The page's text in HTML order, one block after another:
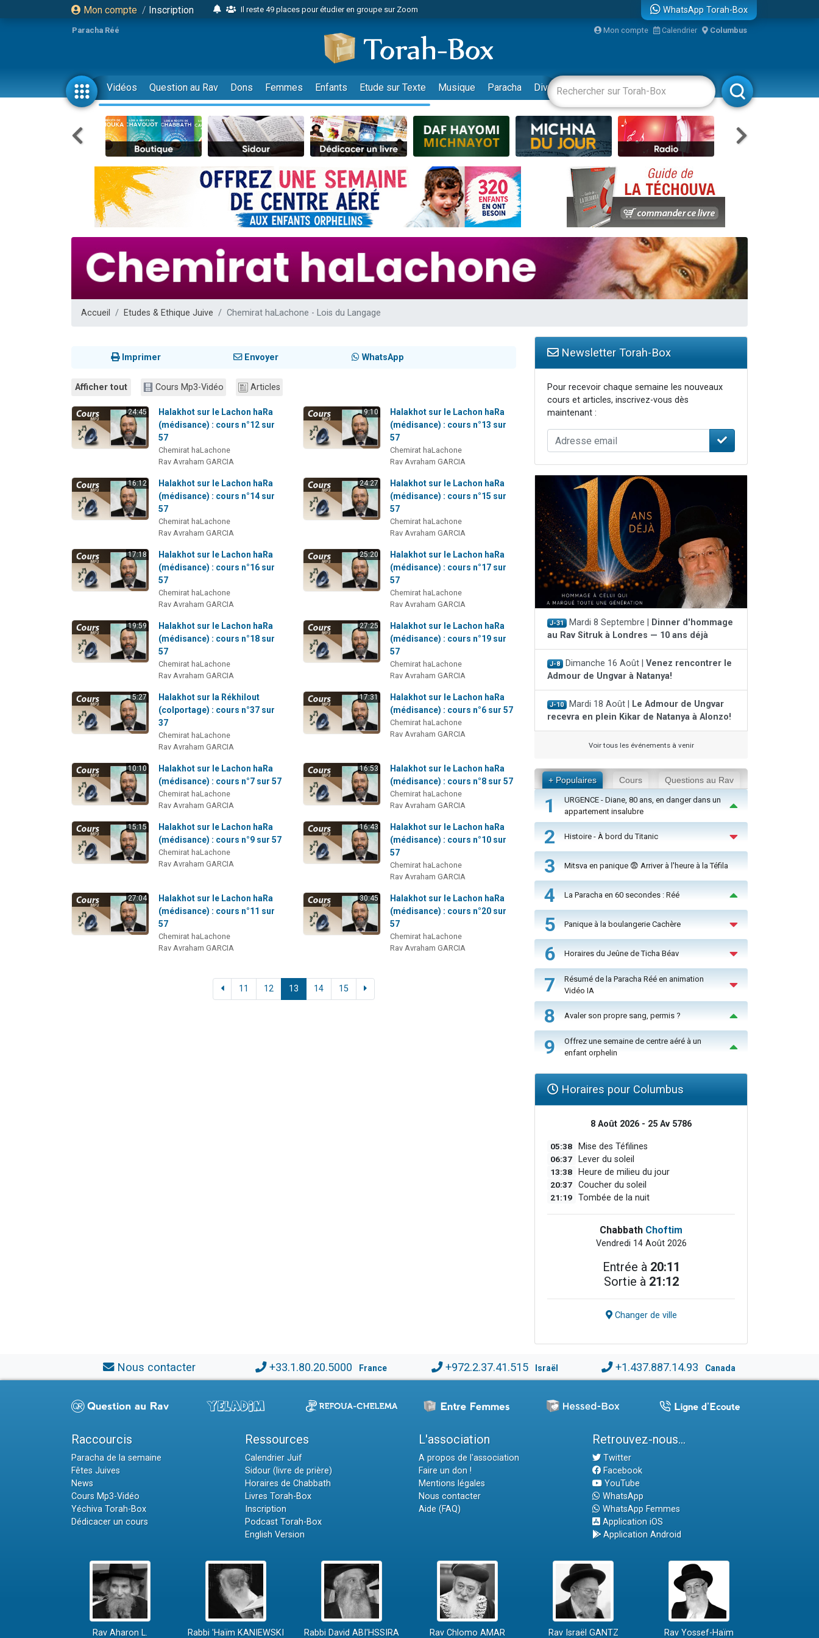
Mon compte / Inscription
Il reste 49 places pour étudier en groupe sur Zoom
2 personnes viennent de nous rejoindre sur WhatsApp
6 personnes viennent de nous rejoindre sur WhatsApp
4 personnes viennent de faire un don pour Reloger Rivka, 6 enfants, victime de violences...
2 personnes viennent de faire un don pour 1 Journée de Vacances Pour les Enfants
17 personnes viennent de demander une bénédiction
4 personnes viennent de nous rejoindre sur WhatsApp
Il reste 49 places pour étudier en groupe sur Zoom
Eva vient de donner son Maasser
4 personnes viennent de nous rejoindre sur WhatsApp
3 personnes viennent de nous rejoindre sur WhatsApp
Odaya vient de donner son Maasser
2 personnes viennent de nous rejoindre sur WhatsApp
13 personnes viennent de demander une bénédiction
30 personnes viennent de faire un don pour Sauvez la jambe de Yohan
Il reste 49 places pour étudier en groupe sur Zoom
29 personnes viennent de demander une bénédiction
WhatsApp Torah-Box
Paracha Réé Mon compte Calendrier Columbus
Vidéos Question au Rav Dons Femmes Enfants Etude sur Texte Musique Paracha Divertissements Livres Rabbanim
Accueil Etudes & Ethique Juive Chemirat haLachone - Lois du Langage
Imprimer Envoyer WhatsApp
Afficher tout Cours Mp3-Vidéo Articles
24:45
Halakhot sur le Lachon haRa
(médisance) : cours n°12 sur
57
Chemirat haLachone
Rav Avraham GARCIA
9:10
Halakhot sur le Lachon haRa
(médisance) : cours n°13 sur
57
Chemirat haLachone
Rav Avraham GARCIA
16:12
Halakhot sur le Lachon haRa
(médisance) : cours n°14 sur
57
Chemirat haLachone
Rav Avraham GARCIA
24:27
Halakhot sur le Lachon haRa
(médisance) : cours n°15 sur
57
Chemirat haLachone
Rav Avraham GARCIA
17:18
Halakhot sur le Lachon haRa
(médisance) : cours n°16 sur
57
Chemirat haLachone
Rav Avraham GARCIA
25:20
Halakhot sur le Lachon haRa
(médisance) : cours n°17 sur
57
Chemirat haLachone
Rav Avraham GARCIA
19:59
Halakhot sur le Lachon haRa
(médisance) : cours n°18 sur
57
Chemirat haLachone
Rav Avraham GARCIA
27:25
Halakhot sur le Lachon haRa
(médisance) : cours n°19 sur
57
Chemirat haLachone
Rav Avraham GARCIA
5:27
Halakhot sur la Rékhilout
(colportage) : cours n°37 sur
37
Chemirat haLachone
Rav Avraham GARCIA
17:31
Halakhot sur le Lachon haRa
(médisance) : cours n°6 sur 57
Chemirat haLachone
Rav Avraham GARCIA
10:10
Halakhot sur le Lachon haRa
(médisance) : cours n°7 sur 57
Chemirat haLachone
Rav Avraham GARCIA
16:53
Halakhot sur le Lachon haRa
(médisance) : cours n°8 sur 57
Chemirat haLachone
Rav Avraham GARCIA
15:15
Halakhot sur le Lachon haRa
(médisance) : cours n°9 sur 57
Chemirat haLachone
Rav Avraham GARCIA
16:43
Halakhot sur le Lachon haRa
(médisance) : cours n°10 sur
57
Chemirat haLachone
Rav Avraham GARCIA
27:04
Halakhot sur le Lachon haRa
(médisance) : cours n°11 sur
57
Chemirat haLachone
Rav Avraham GARCIA
30:45
Halakhot sur le Lachon haRa
(médisance) : cours n°20 sur
57
Chemirat haLachone
Rav Avraham GARCIA
11 12 13 14 15
Newsletter Torah-Box
Pour recevoir chaque semaine les nouveaux
cours et articles, inscrivez-vous dès
maintenant :
J-31 Mardi 8 Septembre |
Dinner d'hommage
au Rav Sitruk à Londres — 10 ans déjà
J-8 Dimanche 16 Août | Venez rencontrer le
Admour de Ungvar à Natanya!
J-10 Mardi 18 Août |
Le Admour de Ungvar
recevra en plein Kikar de Natanya à Alonzo!
Voir tous les événements à venir
+ Populaires Cours Questions au Rav
1
URGENCE - Diane, 80 ans, en danger dans un
appartement insalubre
2 Histoire - À bord du Titanic
3 Mitsva en panique 😨 Arriver à l'heure à la Téfila
4 La Paracha en 60 secondes : Réé
5 Panique à la boulangerie Cachère
6 Horaires du Jeûne de Ticha Béav
7
Résumé de la Paracha Réé en animation
Vidéo IA
8 Avaler son propre sang, permis ?
9
Offrez une semaine de centre aéré à un
enfant orphelin
Horaires pour Columbus
8 Août 2026 - 25 Av 5786
05:38 Mise des Téfilines
06:37 Lever du soleil
13:38 Heure de milieu du jour
20:37 Coucher du soleil
21:19 Tombée de la nuit
Chabbath Choftim
Vendredi 14 Août 2026
Entrée à 20:11
Sortie à 21:12
Changer de ville
Nous contacter +33.1.80.20.5000 France +972.2.37.41.515 Israël +1.437.887.14.93 Canada
Raccourcis
Paracha de la semaine
Fêtes Juives
News
Cours Mp3-Vidéo
Yéchiva Torah-Box
Dédicacer un cours
Ressources
Calendrier Juif
Sidour (livre de prière)
Horaires de Chabbath
Livres Torah-Box
Inscription
Podcast Torah-Box
English Version
L'association
A propos de l'association
Faire un don !
Mentions légales
Nous contacter
Aide (FAQ)
Retrouvez-nous...
Twitter
Facebook
YouTube
WhatsApp
WhatsApp Femmes
Application iOS
Application Android
Rav Aharon L. Rabbi 'Haïm KANIEWSKI Rabbi David ABI'HSSIRA Rav Chlomo AMAR Rav Israël GANTZ Rav Yossef-Haïm